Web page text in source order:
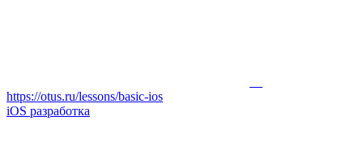
https://otus.ru/lessons/basic-ios
iOS разработка